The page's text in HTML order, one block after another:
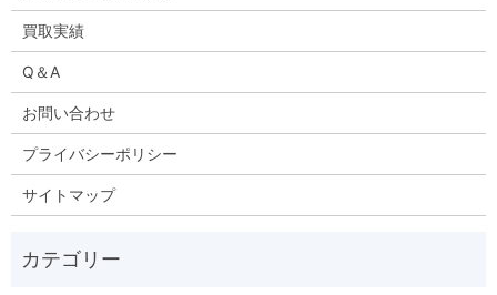
買取実績
Q＆A
お問い合わせ
プライバシーポリシー
サイトマップ